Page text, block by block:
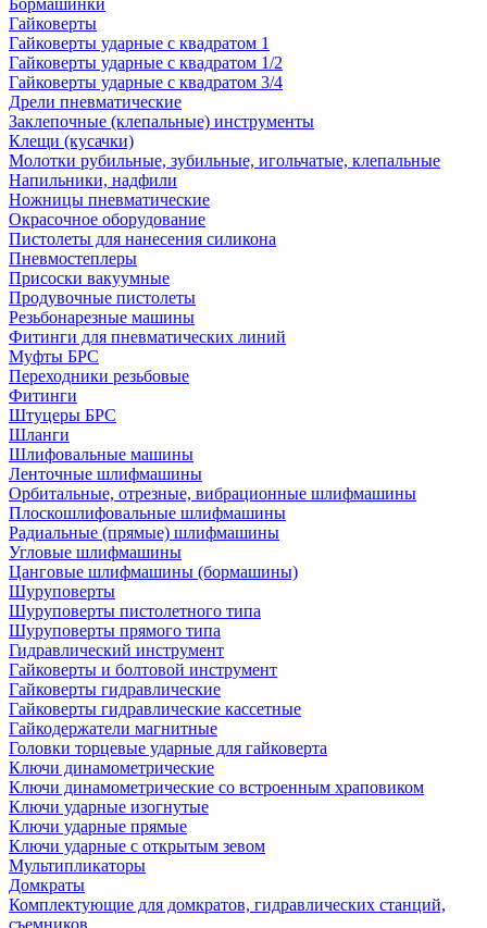
Бормашинки
Гайковерты
Гайковерты ударные с квадратом 1
Гайковерты ударные с квадратом 1/2
Гайковерты ударные с квадратом 3/4
Дрели пневматические
Заклепочные (клепальные) инструменты
Клещи (кусачки)
Молотки рубильные, зубильные, игольчатые, клепальные
Напильники, надфили
Ножницы пневматические
Окрасочное оборудование
Пистолеты для нанесения силикона
Пневмостеплеры
Присоски вакуумные
Продувочные пистолеты
Резьбонарезные машины
Фитинги для пневматических линий
Муфты БРС
Переходники резьбовые
Фитинги
Штуцеры БРС
Шланги
Шлифовальные машины
Ленточные шлифмашины
Орбитальные, отрезные, вибрационные шлифмашины
Плоскошлифовальные шлифмашины
Радиальные (прямые) шлифмашины
Угловые шлифмашины
Цанговые шлифмашины (бормашины)
Шуруповерты
Шуруповерты пистолетного типа
Шуруповерты прямого типа
Гидравлический инструмент
Гайковерты и болтовой инструмент
Гайковерты гидравлические
Гайковерты гидравлические кассетные
Гайкодержатели магнитные
Головки торцевые ударные для гайковерта
Ключи динамометрические
Ключи динамометрические со встроенным храповиком
Ключи ударные изогнутые
Ключи ударные прямые
Ключи ударные с открытым зевом
Мультипликаторы
Домкраты
Комплектующие для домкратов, гидравлических станций,
съемников